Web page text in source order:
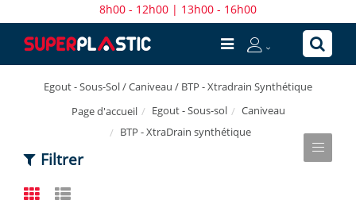
8h00 - 12h00 | 13h00 - 16h00
Egout - Sous-Sol / Caniveau / BTP - Xtradrain Synthétique
Page d'accueil
Egout - Sous-sol
Caniveau
BTP - XtraDrain synthétique
Filtrer